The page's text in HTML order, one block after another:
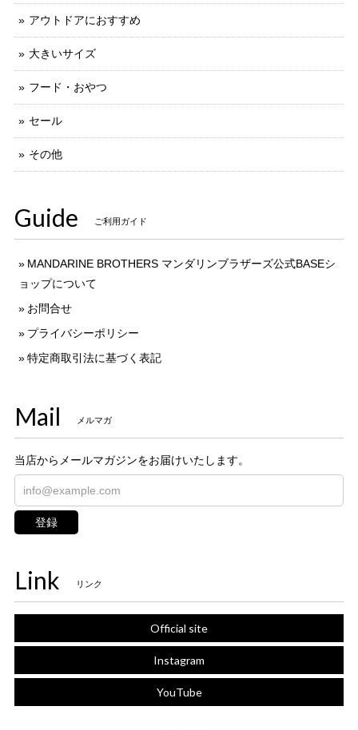
アウトドアにおすすめ
大きいサイズ
フード・おやつ
セール
その他
Guide ご利用ガイド
MANDARINE BROTHERS マンダリンブラザーズ公式BASEシ
ョップについて
お問合せ
プライバシーポリシー
特定商取引法に基づく表記
Mail メルマガ
当店からメールマガジンをお届けいたします。
登録
Link リンク
Official site
Instagram
YouTube